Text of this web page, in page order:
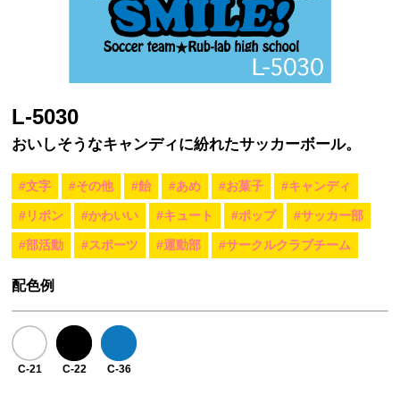
L-5030
おいしそうなキャンディに紛れたサッカーボール。
#文字 #その他 #飴 #あめ #お菓子 #キャンディ
#リボン #かわいい #キュート #ポップ #サッカー部
#部活動 #スポーツ #運動部 #サークルクラブチーム
配色例
C-21 C-22 C-36